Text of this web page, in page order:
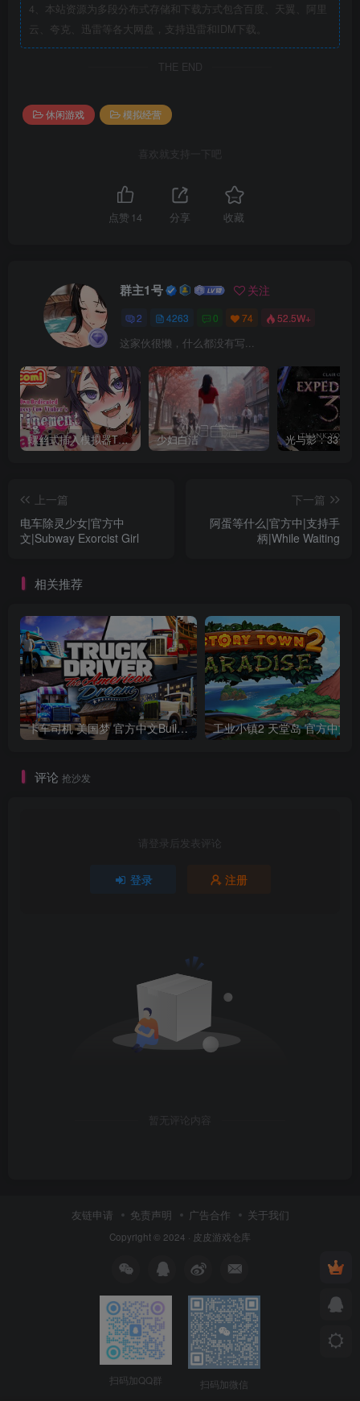
4、本站资源为多段分布式存储和下载方式包含百度、天翼、阿里
云、夸克、迅雷等各大网盘，支持迅雷和IDM下载。
THE END
休闲游戏 模拟经营
喜欢就支持一下吧
点赞 14 分享 收藏
群主1号 关注
2 4263 0 74 52.5W+
这家伙很懒，什么都没有写...
螺丝式插入模拟器TMA02 少妇白洁
上一篇
电车除灵少女|官方中
文|Subway Exorcist Girl
下一篇
阿蛋等什么|官方中|支持手
柄|While Waiting
相关推荐
卡车司机 美国梦 官方中文Build.24390879
评论 抢沙发
请登录后发表评论
登录 注册
暂无评论内容
友链申请 免责声明 广告合作 关于我们
Copyright © 2024 · 皮皮游戏仓库
扫码加QQ群 扫码加微信